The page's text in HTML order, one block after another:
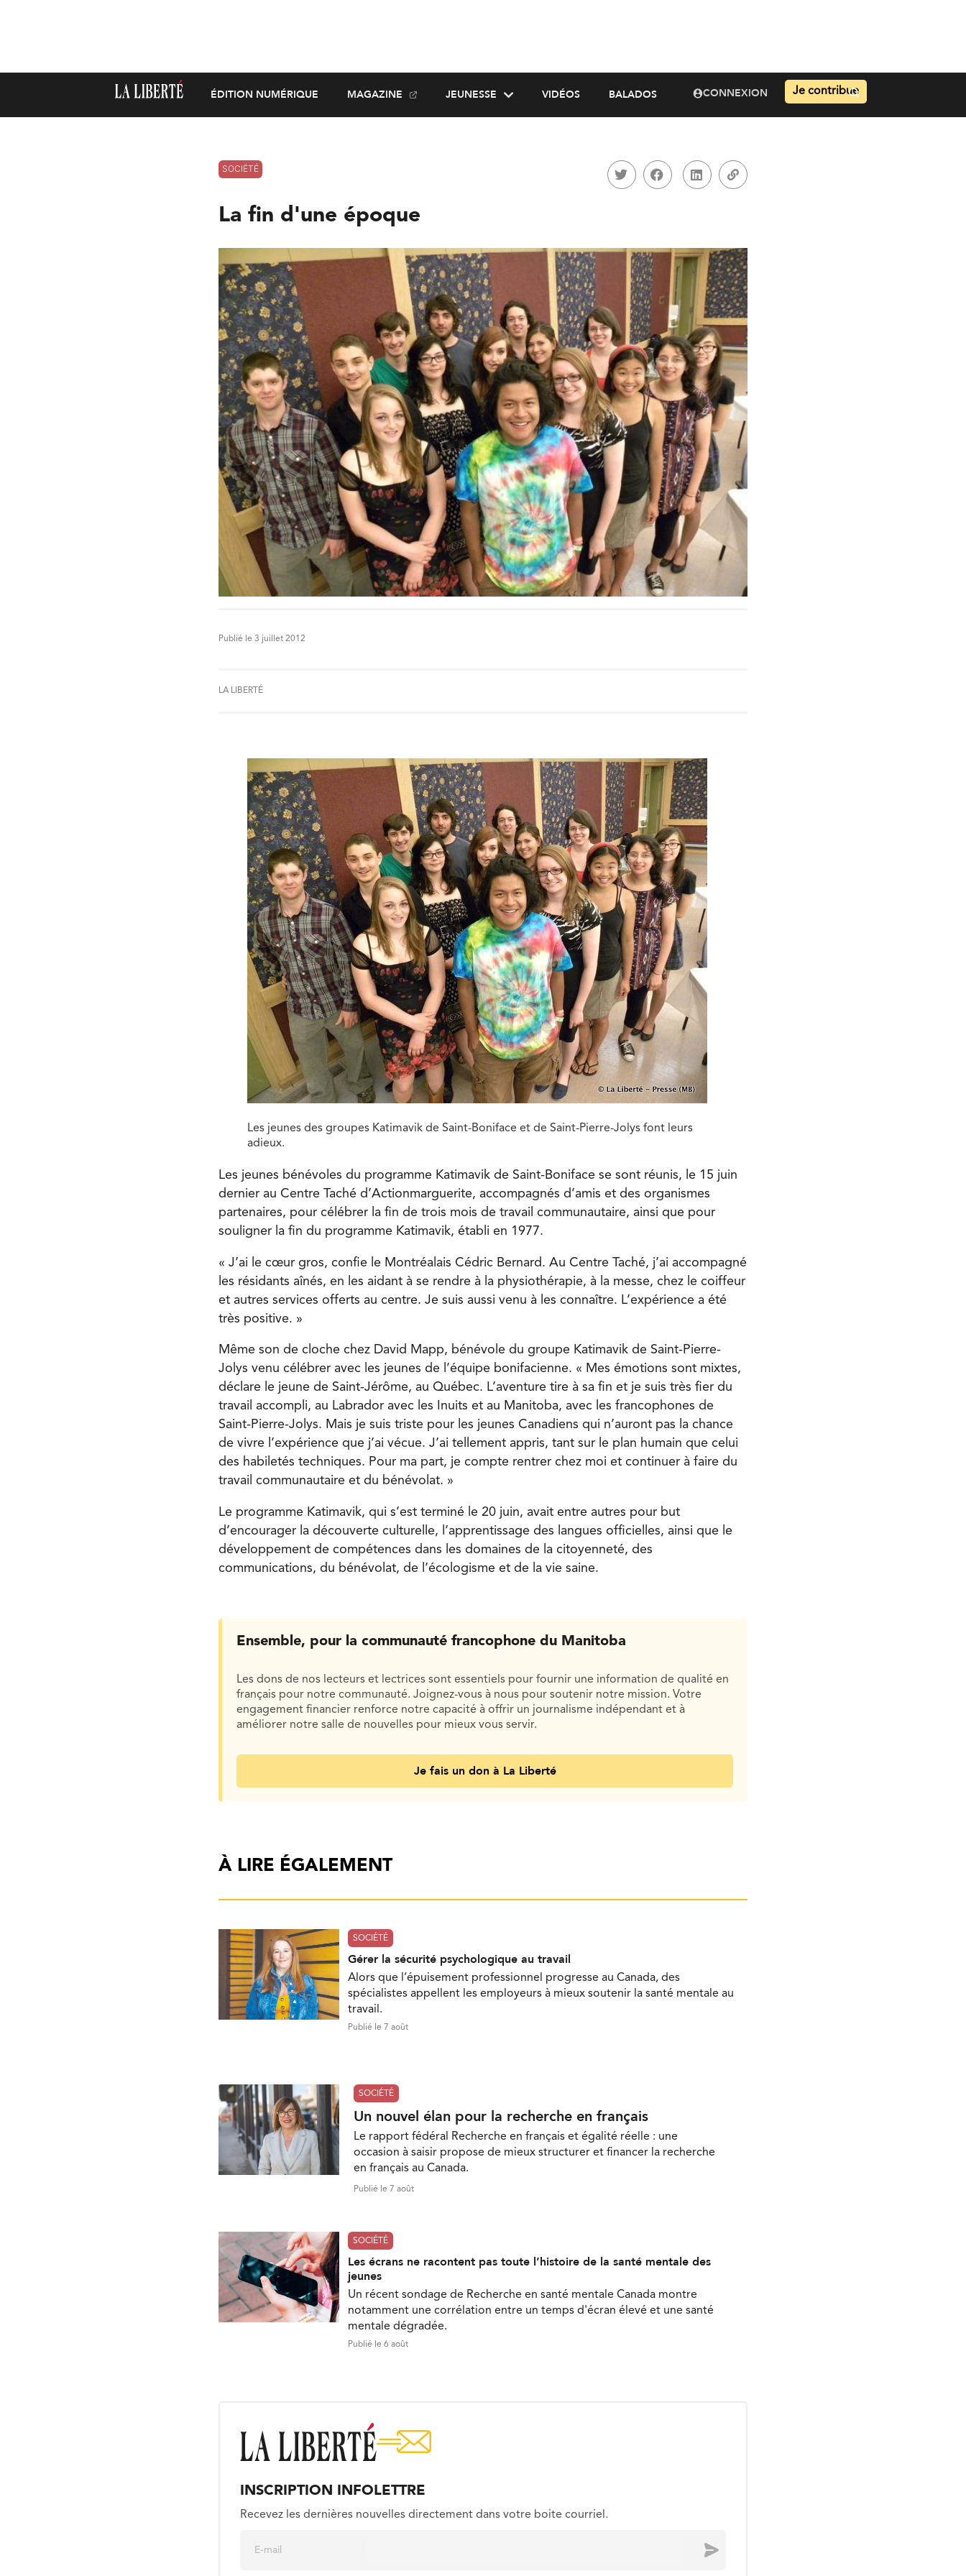
ÉDITION NUMÉRIQUE MAGAZINE JEUNESSE VIDÉOS BALADOS CONNEXION Je contribue
SOCIÉTÉ
La fin d'une époque
Publié le 3 juillet 2012
LA LIBERTÉ
Les jeunes des groupes Katimavik de Saint-Boniface et de Saint-Pierre-Jolys font leurs
adieux.
Les jeunes bénévoles du programme Katimavik de Saint-Boniface se sont réunis, le 15 juin
dernier au Centre Taché d’Actionmarguerite, accompagnés d’amis et des organismes
partenaires, pour célébrer la fin de trois mois de travail communautaire, ainsi que pour
souligner la fin du programme Katimavik, établi en 1977.
« J’ai le cœur gros, confie le Montréalais Cédric Bernard. Au Centre Taché, j’ai accompagné
les résidants aînés, en les aidant à se rendre à la physiothérapie, à la messe, chez le coiffeur
et autres services offerts au centre. Je suis aussi venu à les connaître. L’expérience a été
très positive. »
Même son de cloche chez David Mapp, bénévole du groupe Katimavik de Saint-Pierre-
Jolys venu célébrer avec les jeunes de l’équipe bonifacienne. « Mes émotions sont mixtes,
déclare le jeune de Saint-Jérôme, au Québec. L’aventure tire à sa fin et je suis très fier du
travail accompli, au Labrador avec les Inuits et au Manitoba, avec les francophones de
Saint-Pierre-Jolys. Mais je suis triste pour les jeunes Canadiens qui n’auront pas la chance
de vivre l’expérience que j’ai vécue. J’ai tellement appris, tant sur le plan humain que celui
des habiletés techniques. Pour ma part, je compte rentrer chez moi et continuer à faire du
travail communautaire et du bénévolat. »
Le programme Katimavik, qui s’est terminé le 20 juin, avait entre autres pour but
d’encourager la découverte culturelle, l’apprentissage des langues officielles, ainsi que le
développement de compétences dans les domaines de la citoyenneté, des
communications, du bénévolat, de l’écologisme et de la vie saine.
Ensemble, pour la communauté francophone du Manitoba
Les dons de nos lecteurs et lectrices sont essentiels pour fournir une information de qualité en
français pour notre communauté. Joignez-vous à nous pour soutenir notre mission. Votre
engagement financier renforce notre capacité à offrir un journalisme indépendant et à
améliorer notre salle de nouvelles pour mieux vous servir.
Je fais un don à La Liberté
À LIRE ÉGALEMENT
SOCIÉTÉ
Gérer la sécurité psychologique au travail
Alors que l’épuisement professionnel progresse au Canada, des
spécialistes appellent les employeurs à mieux soutenir la santé mentale au
travail.
Publié le 7 août
SOCIÉTÉ
Un nouvel élan pour la recherche en français
Le rapport fédéral Recherche en français et égalité réelle : une
occasion à saisir propose de mieux structurer et financer la recherche
en français au Canada.
Publié le 7 août
SOCIÉTÉ
Les écrans ne racontent pas toute l’histoire de la santé mentale des
jeunes
Un récent sondage de Recherche en santé mentale Canada montre
notamment une corrélation entre un temps d'écran élevé et une santé
mentale dégradée.
Publié le 6 août
INSCRIPTION INFOLETTRE
Recevez les dernières nouvelles directement dans votre boite courriel.
Envoyer